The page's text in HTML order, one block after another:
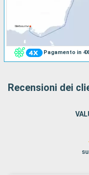
Pagamento in 4X
Recensioni dei